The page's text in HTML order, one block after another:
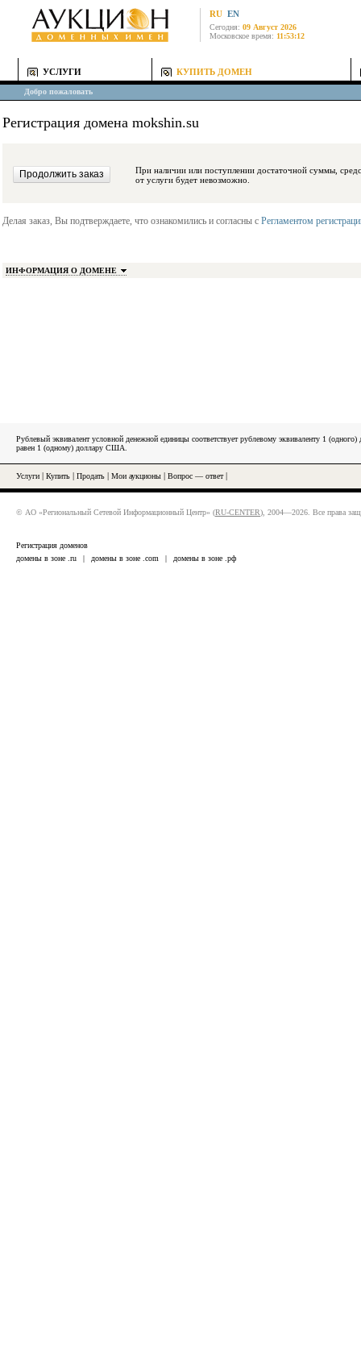
RU EN
Сегодня: 09 Август 2026
Московское время: 11:53:12
УСЛУГИ КУПИТЬ ДОМЕН
Добро пожаловать
Регистрация домена mokshin.su
При наличии или поступлении достаточной суммы, средства будут
от услуги будет невозможно.
Делая заказ, Вы подтверждаете, что ознакомились и согласны с Регламентом
ИНФОРМАЦИЯ О ДОМЕНЕ
Рублевый эквивалент условной денежной единицы соответствует рублевому эквиваленту 1
равен 1 (одному) доллару США.
Услуги Купить Продать Мои аукционы Вопрос — ответ|
© АО «Региональный Сетевой Информационный Центр» (RU-CENTER), 2004—2026. Все права
Регистрация доменов
домены в зоне .ru
| домены в зоне .com | домены в зоне .рф